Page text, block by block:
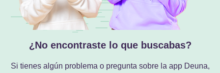
¿No encontraste lo que buscabas?
Si tienes algún problema o pregunta sobre la app Deuna,